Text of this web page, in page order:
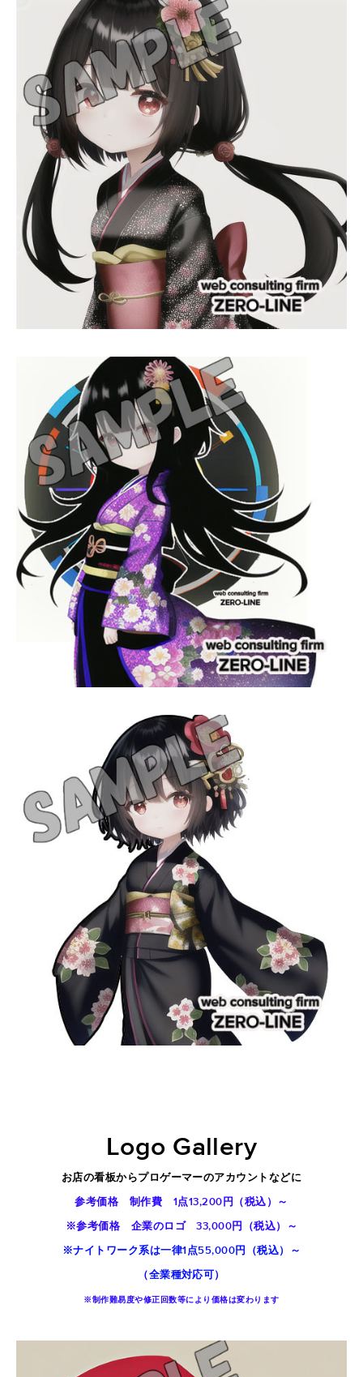
Logo Gallery
お店の看板からプロゲーマーのアカウントなどに
参考価格 制作費 1点13,200円（税込）～
※参考価格 企業のロゴ 33,000円（税込）～
※ナイトワーク系は一律1点55,000円（税込）～
​（全業種対応可）
※制作難易度や修正回数等により価格は変わります